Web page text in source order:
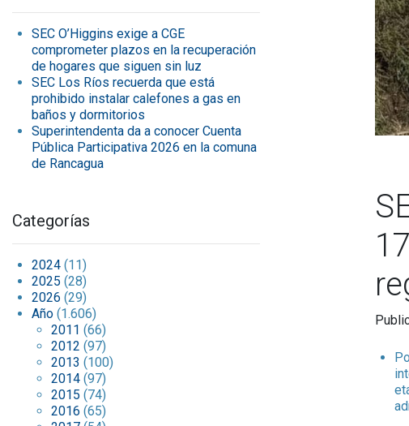
SEC O’Higgins exige a CGE
comprometer plazos en la recuperación
de hogares que siguen sin luz
SEC Los Ríos recuerda que está
prohibido instalar calefones a gas en
baños y dormitorios
Superintendenta da a conocer Cuenta
Pública Participativa 2026 en la comuna
de Rancagua
Categorías
2024 (11)
2025 (28)
2026 (29)
Año (1.606)
2011 (66)
2012 (97)
2013 (100)
2014 (97)
2015 (74)
2016 (65)